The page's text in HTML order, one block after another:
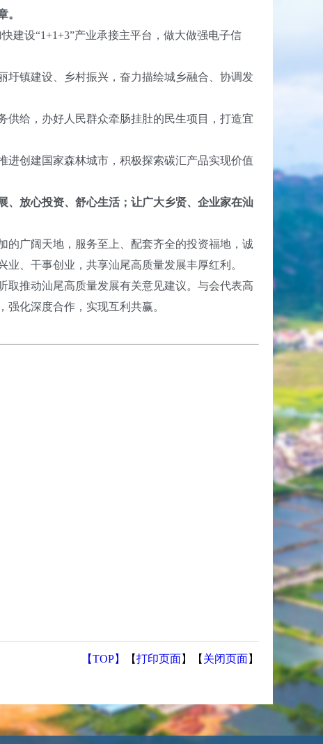
。
建设“1+1+3”产业承接主平台，做大做强电子信
圩镇建设、乡村振兴，奋力描绘城乡融合、协调发
供给，办好人民群众牵肠挂肚的民生项目，打造宜
进创建国家森林城市，积极探索碳汇产品实现价值
、放心投资、舒心生活；让广大乡贤、企业家在汕
的广阔天地，服务至上、配套齐全的投资福地，诚
、干事创业，共享汕尾高质量发展丰厚红利。
取推动汕尾高质量发展有关意见建议。与会代表高
化深度合作，实现互利共赢。
【TOP】 【打印页面】【 关闭页面】